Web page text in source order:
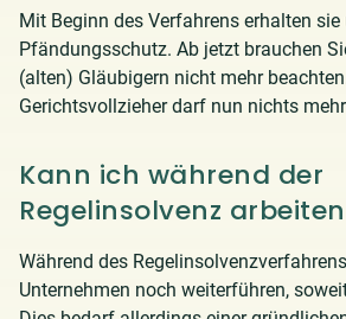
Mit Beginn des Verfahrens erhalten
Pfändungsschutz. Ab jetzt brauchen
(alten) Gläubigern nicht mehr
Gerichtsvollzieher darf nun nichts
Kann ich während der
Regelinsolvenz
Während des
Unternehmen noch weiterführen,